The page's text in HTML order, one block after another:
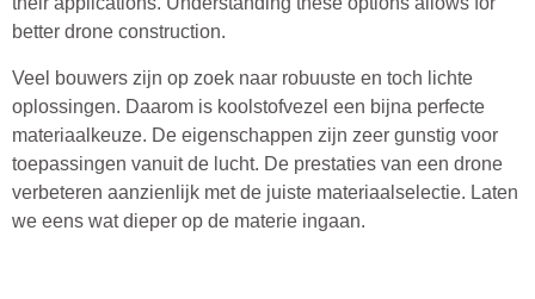
better drone construction.
Veel bouwers zijn op zoek naar robuuste en toch lichte
oplossingen. Daarom is koolstofvezel een bijna perfecte
materiaalkeuze. De eigenschappen zijn zeer gunstig voor
toepassingen vanuit de lucht. De prestaties van een drone
verbeteren aanzienlijk met de juiste materiaalselectie. Laten
we eens wat dieper op de materie ingaan.